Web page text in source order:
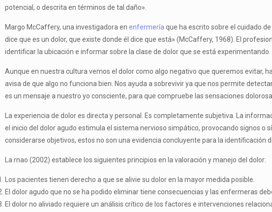
potencial, o descrita en términos de tal daño».
Margo McCaffery, una investigadora en enfermería que ha escrito sobre el cuidado
dice que es un dolor, que existe donde él dice que está» (McCaffery, 1968). El
identificar la ubicación e informar sobre la clase de dolor que se está experimentando.
Aunque en nuestra cultura vemos el dolor como algo negativo que queremos evi­tar,
avisa de que algo no funciona bien. Nos ayuda a sobrevivir ya que nos permite
es un mensaje a nuestro yo consciente, para que com­pruebe las sensaciones
La experiencia de dolor es directa y personal. Es completamente subjetiva. La
el inicio del dolor agudo estimula el sistema nervioso simpático, provocando signos
considerarse objetivos, estos no son una eviden­cia concluyente para la identificación
La rnao (2002) establece los siguientes principios en la valoración y manejo del dolor:
Los pacientes tienen derecho a que se alivie su dolor en la mayor medida posible.
El dolor agudo que no se ha podido eliminar tiene consecuencias y las enfer­meras
El dolor no aliviado requiere un análisis crítico de los factores e intervencio­nes